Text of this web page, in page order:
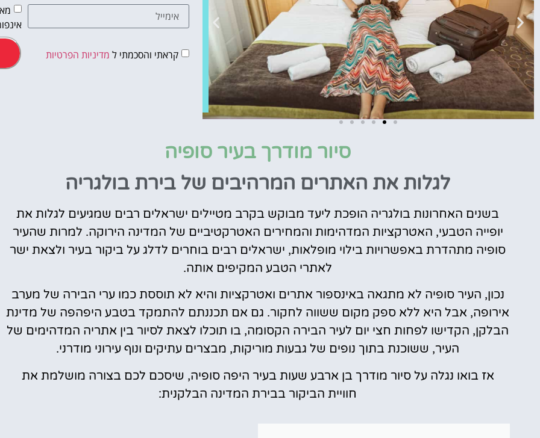
מציאת
טיסה זולה?
לחצו
פה!
וסיורים
לחצו פה!
קראתי והסכמתי ל מדיניות הפרטיות
סיור מודרך בעיר סופיה
לגלות את האתרים המרהיבים של בירת בולגריה
בשנים האחרונות בולגריה הופכת ליעד מבוקש בקרב מטיילים ישראלים רבים שמגיעים לגלות את
יופייה הטבעי, האטרקציות המדהימות והמחירים האטרקטיביים של המדינה הירוקה. למרות שהעיר
סופיה מתהדרת באפשרויות בילוי מופלאות, ישראלים רבים בוחרים לדלג על ביקור בעיר ולצאת ישר
לאתרי הטבע המקיפים אותה.
נכון, העיר סופיה לא מתגאה באינספור אתרים ואטרקציות והיא לא תוססת כמו ערי הבירה של מערב
אירופה, אבל היא ללא ספק מקום ששווה לחקור. גם אם תכננתם להתמקד בטבע היפהפה של מדינת
הבלקן, הקדישו לפחות חצי יום לעיר הבירה הקסומה, בו תוכלו לצאת לסיור בין אתריה המדהימים של
העיר, ששוכנת בתוך נופים של גבעות מוריקות, מבצרים עתיקים ונוף עירוני מודרני.
אז בואו נגלה על סיור מודרך בן ארבע שעות בעיר היפה סופיה, שיסכם לכם בצורה מושלמת את
חוויית הביקור בבירת המדינה הבלקנית: